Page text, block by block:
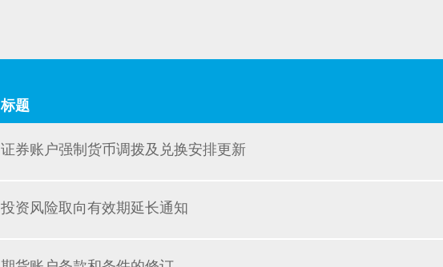
标题
证券账户强制货币调拨及兑换安排更新
投资风险取向有效期延长通知